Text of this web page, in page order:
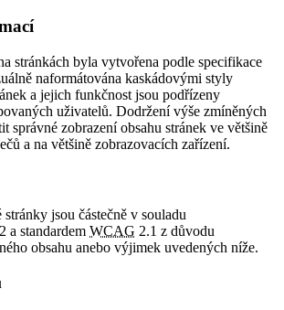
stránkách byla vytvořena podle specifikace
naformátována kaskádovými styly
a jejich funkčnost jsou podřízeny
uživatelů. Dodržení výše zmíněných
správné zobrazení obsahu stránek ve většině
a na většině zobrazovacích zařízení.
jsou částečně v souladu
a standardem WCAG 2.1 z důvodu
obsahu anebo výjimek uvedených níže.